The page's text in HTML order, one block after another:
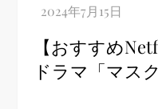
【おすすめ
ドラマ「マス